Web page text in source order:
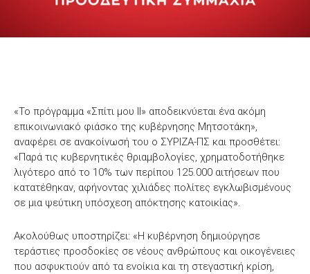
«Το πρόγραμμα «Σπίτι μου ΙΙ» αποδεικνύεται ένα ακόμη
επικοινωνιακό φιάσκο της κυβέρνησης Μητσοτάκη»,
αναφέρει σε ανακοίνωσή του ο ΣΥΡΙΖΑ-ΠΣ και προσθέτει:
«Παρά τις κυβερνητικές θριαμβολογίες, χρηματοδοτήθηκε
λιγότερο από το 10% των περίπου 125.000 αιτήσεων που
κατατέθηκαν, αφήνοντας χιλιάδες πολίτες εγκλωβισμένους
σε μια ψεύτικη υπόσχεση απόκτησης κατοικίας».
Ακολούθως υποστηρίζει: «Η κυβέρνηση δημιούργησε
τεράστιες προσδοκίες σε νέους ανθρώπους και οικογένειες
που ασφυκτιούν από τα ενοίκια και τη στεγαστική κρίση,